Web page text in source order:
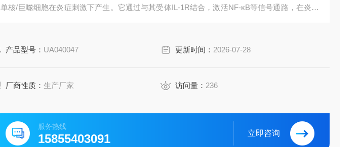
单核/巨噬细胞在炎症刺激下产生。它通过与其受体IL-1R结合，激活NF-κB等信号通路，在炎症
产品型号： UA040047 更新时间： 2026-07-28
厂商性质：生产厂家 访问量： 236
服务热线
15855403091 立即咨询